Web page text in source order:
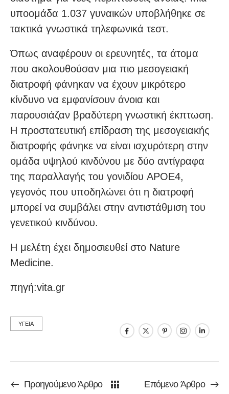
υποομάδα 1.037 γυναικών υποβλήθηκε σε
τακτικά γνωστικά τηλεφωνικά τεστ.
Όπως αναφέρουν οι ερευνητές, τα άτομα
που ακολουθούσαν μια πιο μεσογειακή
διατροφή φάνηκαν να έχουν μικρότερο
κίνδυνο να εμφανίσουν άνοια και
παρουσιάζαν βραδύτερη γνωστική έκπτωση.
Η προστατευτική επίδραση της μεσογειακής
διατροφής φάνηκε να είναι ισχυρότερη στην
ομάδα υψηλού κινδύνου με δύο αντίγραφα
της παραλλαγής του γονιδίου APOE4,
γεγονός που υποδηλώνει ότι η διατροφή
μπορεί να συμβάλει στην αντιστάθμιση του
γενετικού κινδύνου.
Η μελέτη έχει δημοσιευθεί στο Nature
Medicine.
πηγή:vita.gr
ΥΓΕΙΑ
Προηγούμενο Άρθρο Επόμενο Άρθρο